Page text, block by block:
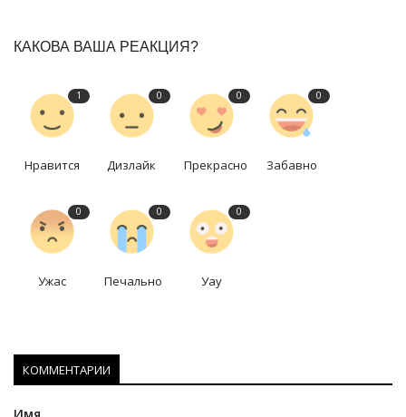
КАКОВА ВАША РЕАКЦИЯ?
1
Нравится
0
Дизлайк
0
Прекрасно
0
Забавно
0
Ужас
0
Печально
0
Уау
КОММЕНТАРИИ